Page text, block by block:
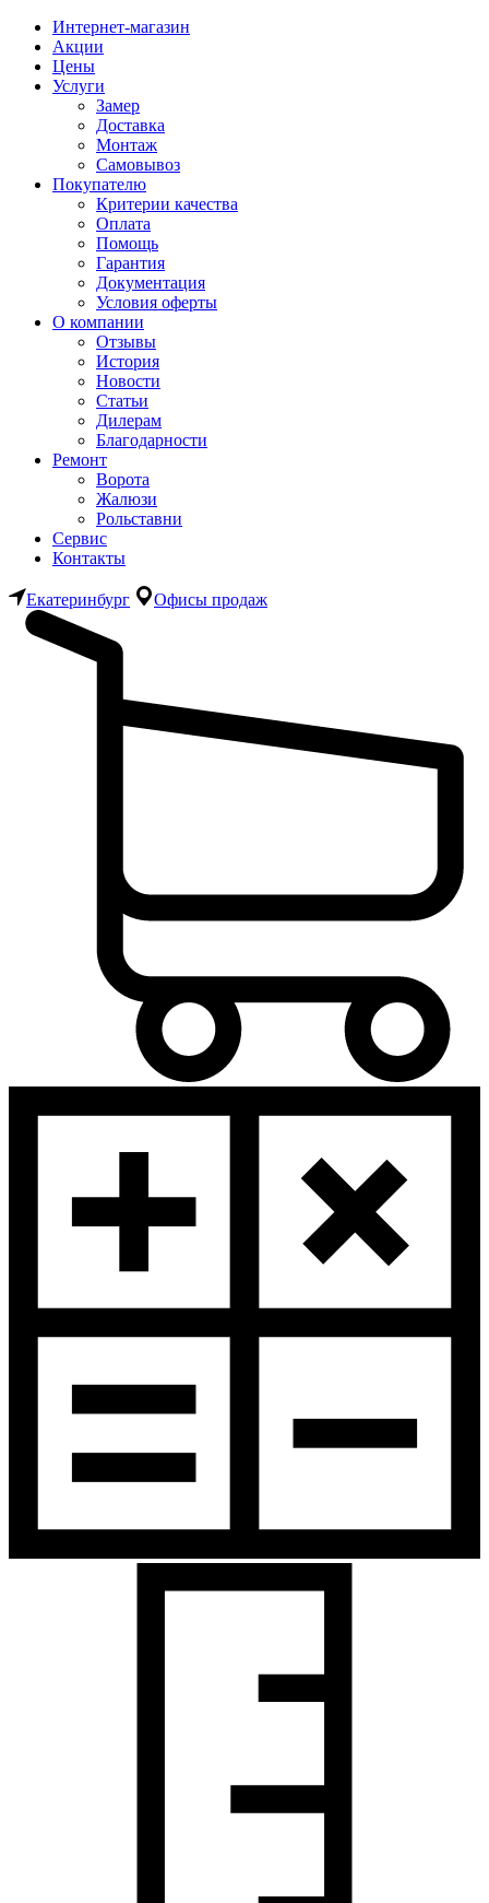
Интернет-магазин
Акции
Цены
Услуги
Замер
Доставка
Монтаж
Самовывоз
Покупателю
Критерии качества
Оплата
Помощь
Гарантия
Документация
Условия оферты
О компании
Отзывы
История
Новости
Статьи
Дилерам
Благодарности
Ремонт
Ворота
Жалюзи
Рольставни
Сервис
Контакты
Екатеринбург Офисы продаж